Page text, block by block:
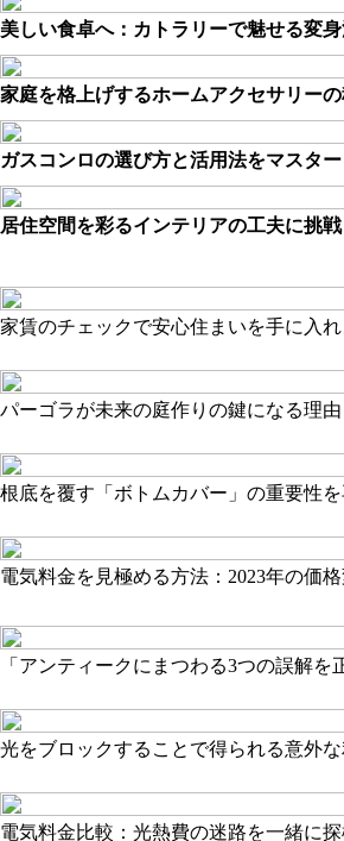
美しい食卓へ：カトラリーで魅せる変
家庭を格上げするホームアクセサリー
ガスコンロの選び方と活用法をマスター
居住空間を彩るインテリアの工夫に挑戦
家賃のチェックで安心住まいを手に入れ
パーゴラが未来の庭作りの鍵になる理
根底を覆す「ボトムカバー」の重要性を
電気料金を見極める方法：2023年の価
「アンティークにまつわる3つの誤解を
光をブロックすることで得られる意外な
電気料金比較：光熱費の迷路を一緒に探